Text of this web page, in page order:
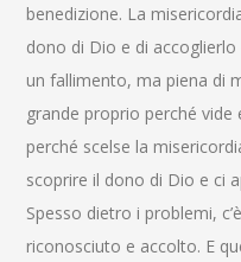
benedizione. La
dono di Dio e di
un fallimento, ma piena di
grande proprio perché
perché scelse la
scoprire il dono di Dio e ci
Spesso dietro i problemi,
riconosciuto e accolto. E